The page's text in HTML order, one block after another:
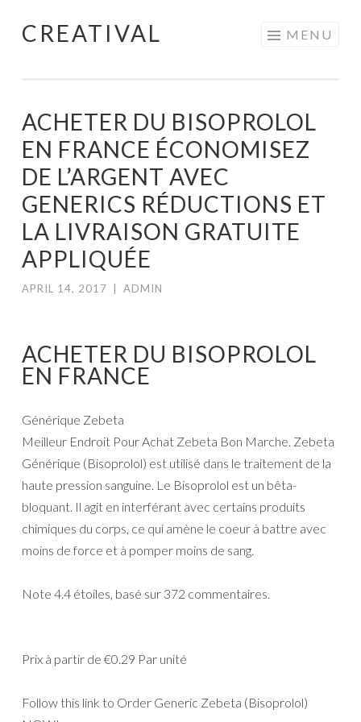
Skip
CREATIVAL MENU
ACHETER DU BISOPROLOL
EN FRANCE ÉCONOMISEZ
DE L’ARGENT AVEC
GENERICS RÉDUCTIONS ET
LA LIVRAISON GRATUITE
APPLIQUÉE
APRIL 14, 2017 ADMIN
ACHETER DU BISOPROLOL
EN FRANCE
Générique Zebeta
Meilleur Endroit Pour Achat Zebeta Bon Marche. Zebeta
Générique (Bisoprolol) est utilisé dans le traitement de la
haute pression sanguine. Le Bisoprolol est un bêta-
bloquant. Il agit en interférant avec certains produits
chimiques du corps, ce qui amène le coeur à battre avec
moins de force et à pomper moins de sang.
Note 4.4 étoiles, basé sur 372 commentaires.
Prix à partir de €0.29 Par unité
Follow this link to Order Generic Zebeta (Bisoprolol)